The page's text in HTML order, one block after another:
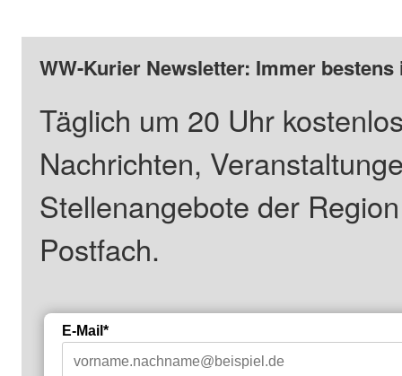
WW-Kurier Newsletter: Immer
Täglich um 20 Uhr
Nachrichten,
Stellenangebote der
Postfach.
E-Mail*